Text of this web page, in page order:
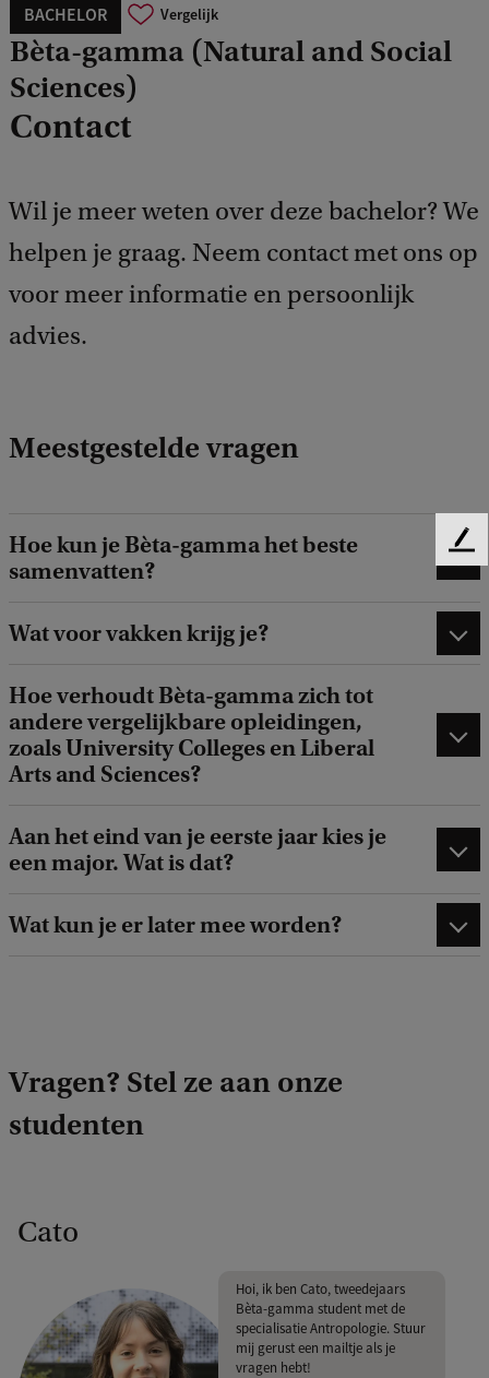
BACHELOR Vergelijk
Bèta-gamma (Natural and Social
Sciences)
Contact
Wil je meer weten over deze bachelor? We
helpen je graag. Neem contact met ons op
voor meer informatie en persoonlijk
advies.
Meestgestelde vragen
Hoe kun je Bèta-gamma het beste
samenvatten?
Wat voor vakken krijg je?
Hoe verhoudt Bèta-gamma zich tot
andere vergelijkbare opleidingen,
zoals University Colleges en Liberal
Arts and Sciences?
Aan het eind van je eerste jaar kies je
een major. Wat is dat?
Wat kun je er later mee worden?
Vragen? Stel ze aan onze
studenten
Cato
Hoi, ik ben Cato, tweedejaars
Bèta-gamma student met de
specialisatie Antropologie. Stuur
mij gerust een mailtje als je
vragen hebt!
F
k